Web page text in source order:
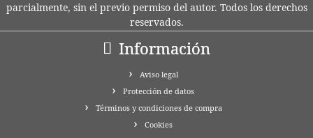
parcialmente, sin el previo permiso del autor. Todos los derechos
reservados.
Información
Aviso legal
Protección de datos
Términos y condiciones de compra
Cookies